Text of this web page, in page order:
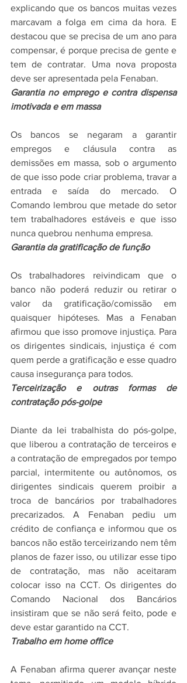
explicando que os bancos muitas vezes
marcavam a folga em cima da hora. E
destacou que se precisa de um ano para
compensar, é porque precisa de gente e
tem de contratar. Uma nova proposta
deve ser apresentada pela Fenaban.
Garantia no emprego e contra dispensa
imotivada e em massa
Os bancos se negaram a garantir
empregos e cláusula contra as
demissões em massa, sob o argumento
de que isso pode criar problema, travar a
entrada e saída do mercado. O
Comando lembrou que metade do setor
tem trabalhadores estáveis e que isso
nunca quebrou nenhuma empresa.
Garantia da gratificação de função
Os trabalhadores reivindicam que o
banco não poderá reduzir ou retirar o
valor da gratificação/comissão em
quaisquer hipóteses. Mas a Fenaban
afirmou que isso promove injustiça. Para
os dirigentes sindicais, injustiça é com
quem perde a gratificação e esse quadro
causa insegurança para todos.
Terceirização e outras formas de
contratação pós-golpe
Diante da lei trabalhista do pós-golpe,
que liberou a contratação de terceiros e
a contratação de empregados por tempo
parcial, intermitente ou autônomos, os
dirigentes sindicais querem proibir a
troca de bancários por trabalhadores
precarizados. A Fenaban pediu um
crédito de confiança e informou que os
bancos não estão terceirizando nem têm
planos de fazer isso, ou utilizar esse tipo
de contratação, mas não aceitaram
colocar isso na CCT. Os dirigentes do
Comando Nacional dos Bancários
insistiram que se não será feito, pode e
deve estar garantido na CCT.
Trabalho em home office
A Fenaban afirma querer avançar neste